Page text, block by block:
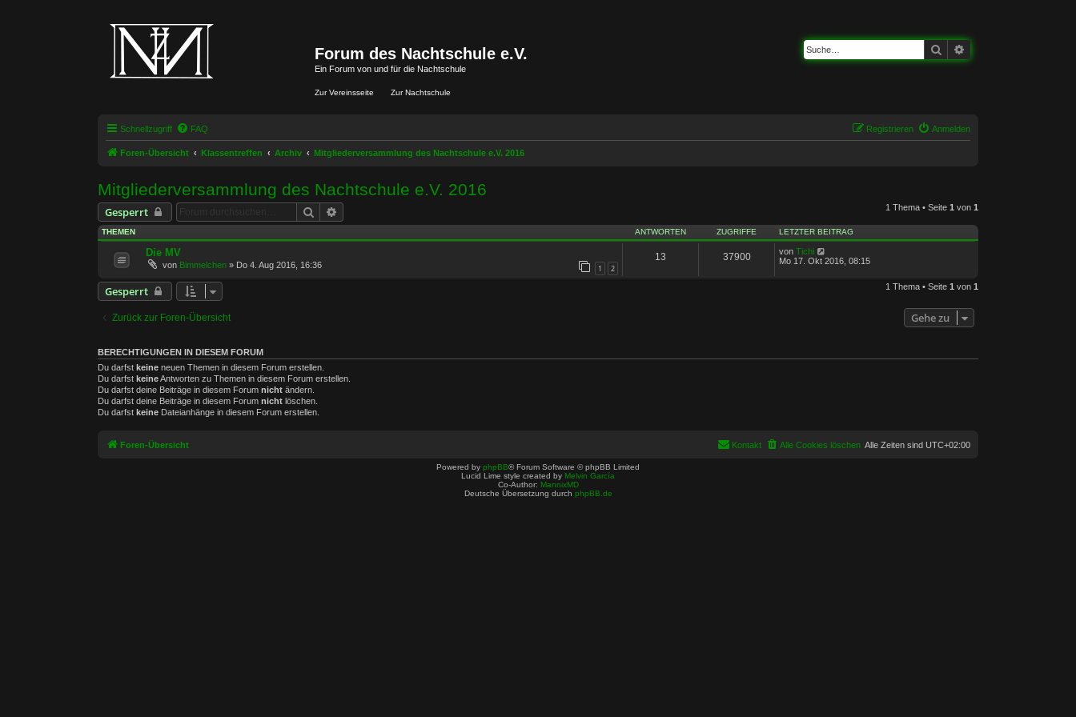
Forum des Nachtschule e.V.
Ein Forum von und für die Nachtschule
Zur Vereinsseite Zur Nachtschule
Suche
Schnellzugriff FAQ Anmelden
Registrieren
Foren-Übersicht Klassentreffen Archiv Mitgliederversammlung des Nachtschule e.V. 2016
Mitgliederversammlung des Nachtschule e.V. 2016
Gesperrt Suche 1 Thema • Seite 1 von 1
THEMEN ANTWORTEN ZUGRIFFE LETZTER BEITRAG
Die MV
von Bimmelchen » Do 4. Aug 2016, 16:36 1 2
13 37900 von Tichi
Mo 17. Okt 2016, 08:15
Gesperrt 1 Thema • Seite 1 von 1
Zurück zur Foren-Übersicht Gehe zu
BERECHTIGUNGEN IN DIESEM FORUM
Du darfst keine neuen Themen in diesem Forum erstellen.
Du darfst keineAntworten zu Themen in diesem Forum erstellen.
Du darfst deine Beiträge in diesem Forum nicht ändern.
Du darfst deine Beiträge in diesem Forum nicht löschen.
Du darfst keine Dateianhänge in diesem Forum erstellen.
Foren-Übersicht Alle Zeiten sind UTC+02:00
Alle Cookies löschen
Kontakt
Powered by phpBB® Forum Software © phpBB Limited
Lucid Lime style created by Melvin García
Co-Author: MannixMD
Deutsche Übersetzung durch phpBB.de